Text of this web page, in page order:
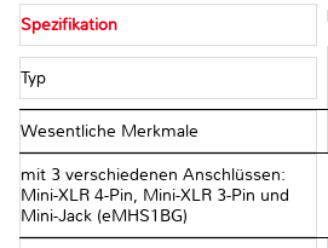
Spezifikation
Typ
Wesentliche Merkmale
mit 3 verschiedenen Anschlüssen:
Mini-XLR 4-Pin, Mini-XLR 3-Pin und
Mini-Jack (eMHS1BG)